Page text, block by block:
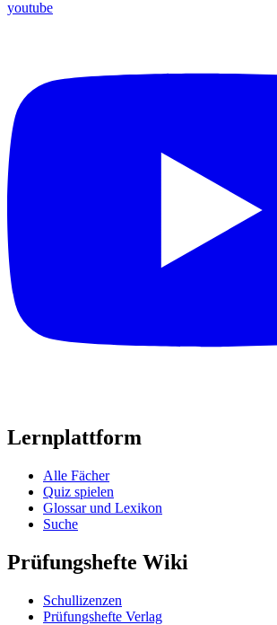
youtube
Lernplattform
Alle Fächer
Quiz spielen
Glossar und Lexikon
Suche
Prüfungshefte Wiki
Schullizenzen
Prüfungshefte Verlag